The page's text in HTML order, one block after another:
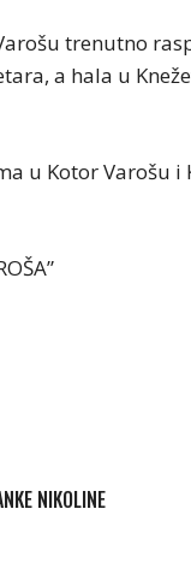
trenutno
a hala u
u Kotor Varošu
NIKOLINE